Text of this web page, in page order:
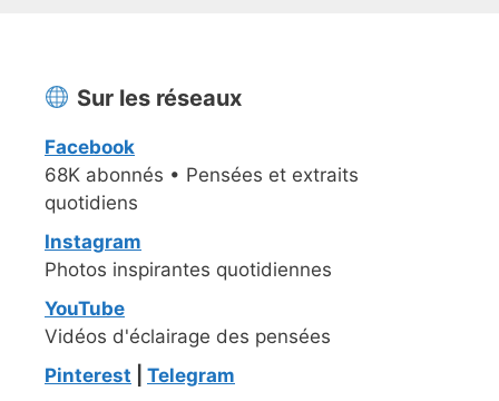
Sur les réseaux
Facebook
68K abonnés • Pensées et extraits
quotidiens
Instagram
Photos inspirantes quotidiennes
YouTube
Vidéos d'éclairage des pensées
Pinterest
Telegram